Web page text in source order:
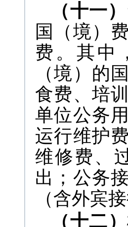
（十一
国（境）
费。其中
（境）的
食费、培
单位公务
运行维护
维修费、
出；公务
（含外宾
（十二